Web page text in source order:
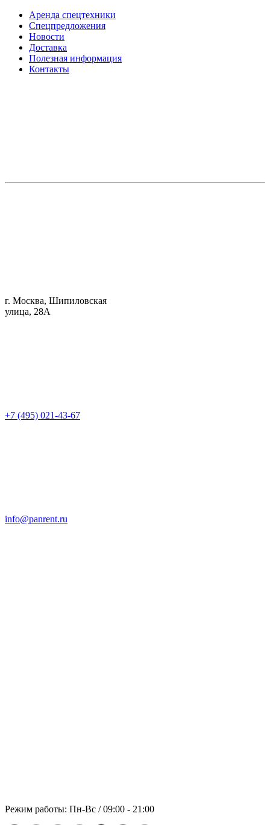
Аренда спецтехники
Спецпредложения
Новости
Доставка
Полезная информация
Контакты
г. Москва, Шипиловская
улица, 28А
+7 (495) 021-43-67
info@panrent.ru
Режим работы: Пн-Вс / 09:00 - 21:00